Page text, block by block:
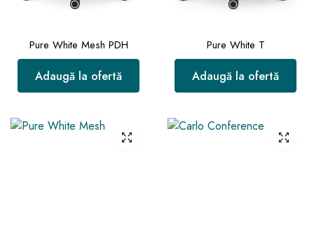
Pure White Mesh PDH
Adaugă la ofertă
Pure White T
Adaugă la ofertă